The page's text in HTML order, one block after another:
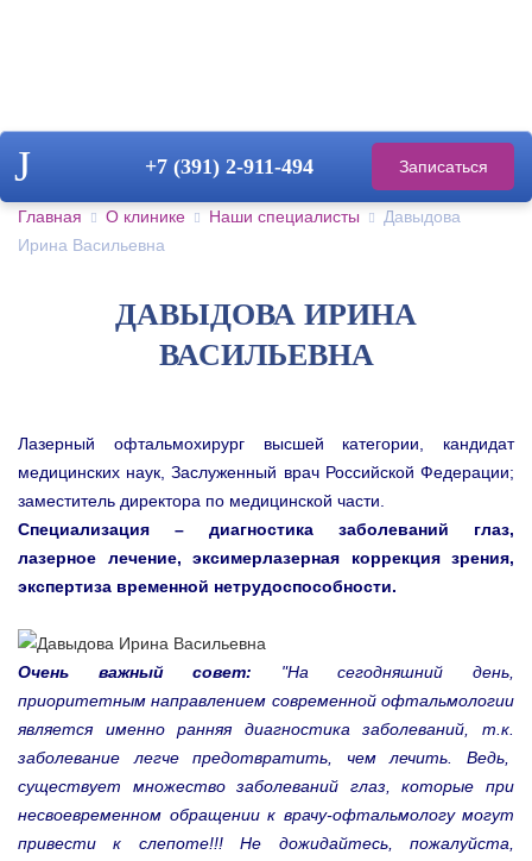
+7 (391) 2-911-494 Записаться
на прием
Главная О клинике Наши специалисты
Давыдова
Ирина Васильевна
ДАВЫДОВА ИРИНА
ВАСИЛЬЕВНА
Лазерный офтальмохирург высшей категории, кандидат
медицинских наук,Заслуженный врач Российской Федерации;
заместитель директора по медицинской части.
Специализация – диагностика заболеваний глаз,
лазерное лечение, эксимерлазерная коррекция зрения,
экспертиза временной нетрудоспособности.
Очень важный совет: "На сегодняшний день,
приоритетным направлением современной офтальмологии
является именно ранняя диагностика заболеваний, т.к.
заболевание легче предотвратить, чем лечить. Ведь,
существует множество заболеваний глаз, которые при
несвоевременном обращении к врачу-офтальмологу могут
привести к слепоте!!! Не дожидайтесь, пожалуйста,